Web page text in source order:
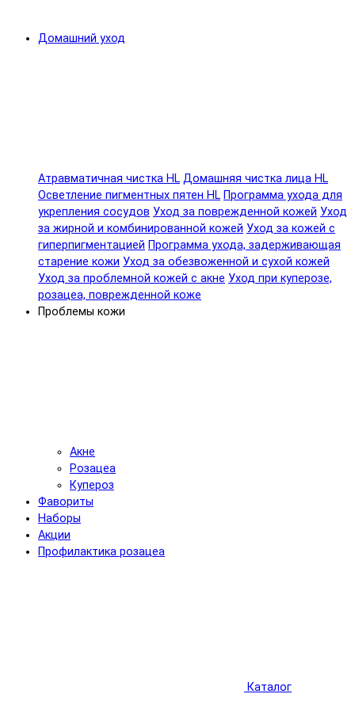
Домашний уход
Атравматичная чистка HL Домашняя чистка лица HL
Осветление пигментных пятен HL Программа ухода для
укрепления сосудов Уход за поврежденной кожей Уход
за жирной и комбинированной кожей Уход за кожей с
гиперпигментацией Программа ухода, задерживающая
старение кожи Уход за обезвоженной и сухой кожей
Уход за проблемной кожей с акне Уход при куперозе,
розацеа, поврежденной коже
Проблемы кожи
Акне
Розацеа
Купероз
Фавориты
Наборы
Акции
Профилактика розацеа
Каталог